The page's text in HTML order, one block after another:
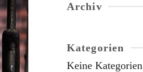
Archiv
Kategorien
Keine Kategorien